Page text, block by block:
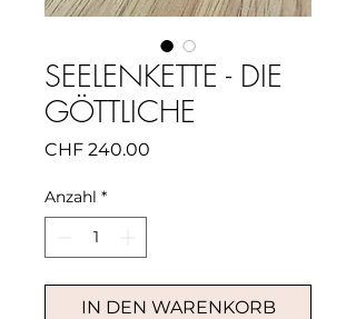
SEELENKETTE - DIE
GÖTTLICHE
CHF 240.00
Anzahl *
IN DEN WARENKORB